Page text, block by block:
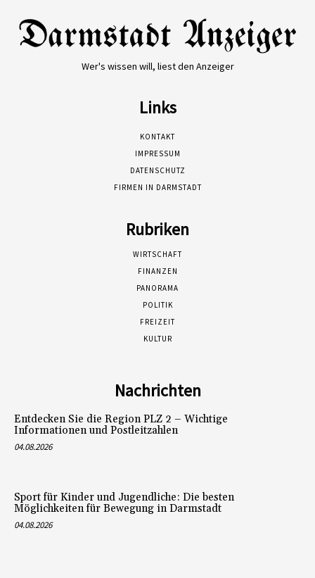
Wer's wissen will, liest den Anzeiger
Links
KONTAKT
IMPRESSUM
DATENSCHUTZ
FIRMEN IN DARMSTADT
Rubriken
WIRTSCHAFT
FINANZEN
PANORAMA
POLITIK
FREIZEIT
KULTUR
Nachrichten
Entdecken Sie die Region PLZ 2 – Wichtige
Informationen und Postleitzahlen
04.08.2026
Sport für Kinder und Jugendliche: Die besten
Möglichkeiten für Bewegung in Darmstadt
04.08.2026